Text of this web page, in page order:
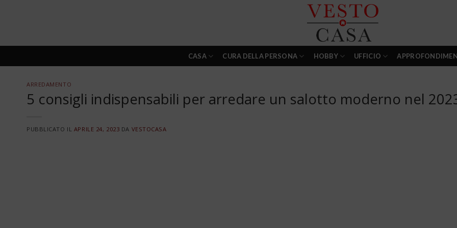
CASA CURA DELLA PERSONA HOBBY UFFICIO
ARREDAMENTO
5 consigli indispensabili per arredare un salotto moderno nel
PUBBLICATO IL APRILE 24, 2023 DA VESTOCASA